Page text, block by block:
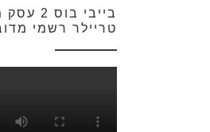
בייבי
טריילר רשמי